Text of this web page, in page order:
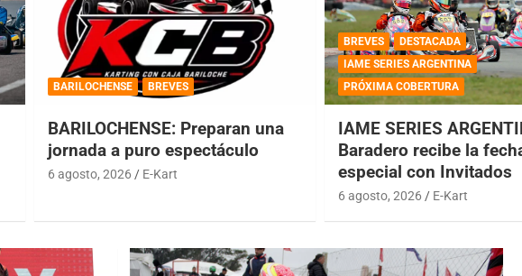
BARILOCHENSE BREVES
BARILOCHENSE: Preparan una
jornada a puro espectáculo
6 agosto, 2026 E-Kart
BREVES
DESTACADA
IAME SERIES ARGENTINA
PRÓXIMA COBERTURA
IAME SERIES
Baradero recibe la
especial con Invitados
6 agosto, 2026 E-Kart